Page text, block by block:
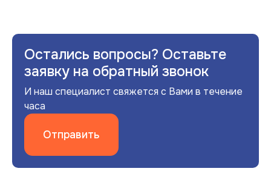
Остались вопросы? Оставьте
заявку на обратный звонок
И наш специалист свяжется с Вами в течение
часа
Отправить